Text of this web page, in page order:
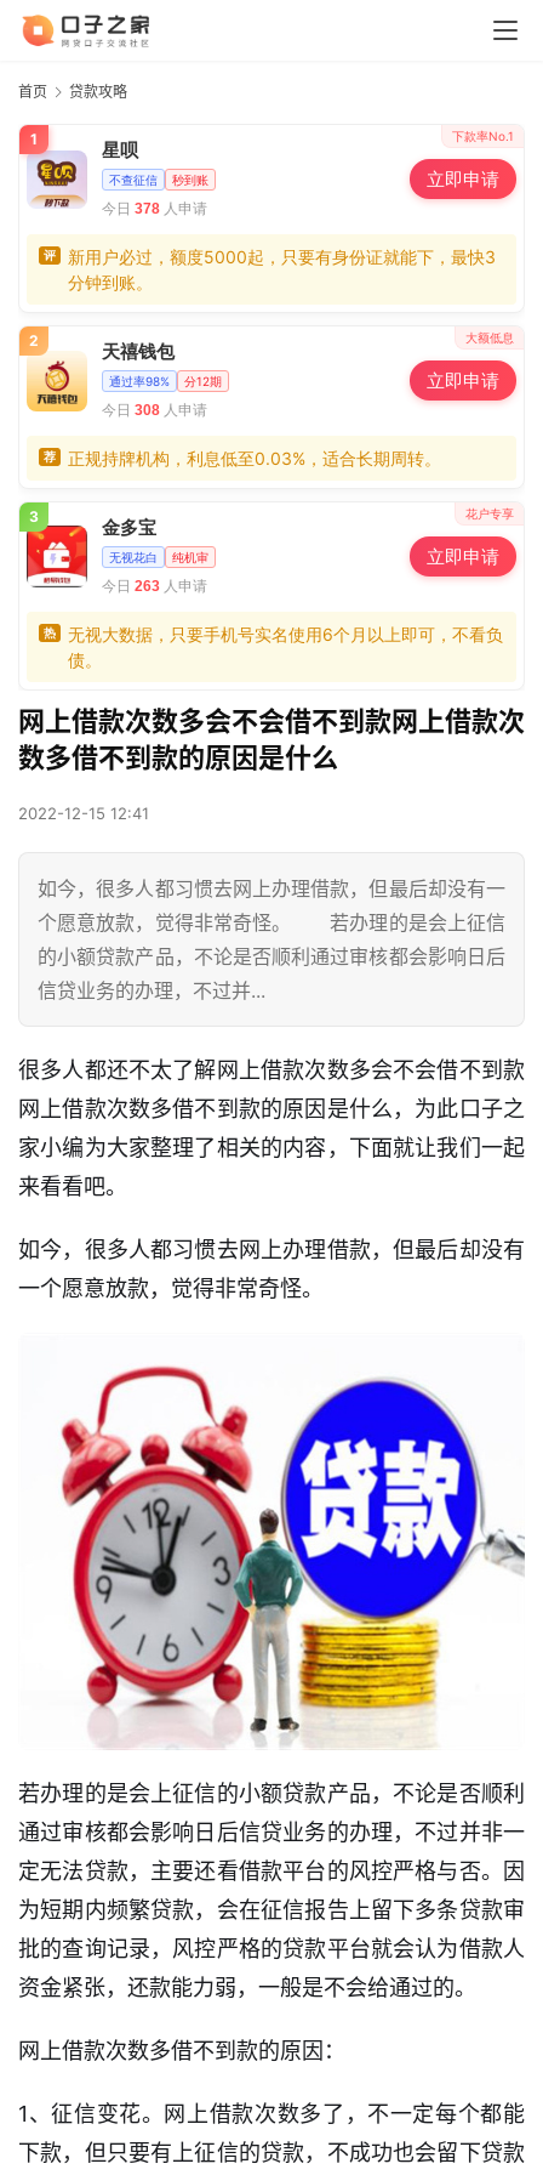
首页 贷款攻略
1 下款率No.1
星呗
不查征信 秒到账
今日 378 人申请
立即申请
评
新用户必过，额度5000起，只要有身份证就能下，最快3
分钟到账。
2 大额低息
天禧钱包
通过率98% 分12期
今日 308 人申请
立即申请
荐 正规持牌机构，利息低至0.03%，适合长期周转。
3 花户专享
金多宝
无视花白 纯机审
今日 263 人申请
立即申请
热
无视大数据，只要手机号实名使用6个月以上即可，不看负
债。
网上借款次数多会不会借不到款网上借款次
数多借不到款的原因是什么
2022-12-15 12:41
如今，很多人都习惯去网上办理借款，但最后却没有一
个愿意放款，觉得非常奇怪。 若办理的是会上征信
的小额贷款产品，不论是否顺利通过审核都会影响日后
信贷业务的办理，不过并...
很多人都还不太了解网上借款次数多会不会借不到款
网上借款次数多借不到款的原因是什么，为此口子之
家小编为大家整理了相关的内容，下面就让我们一起
来看看吧。
如今，很多人都习惯去网上办理借款，但最后却没有
一个愿意放款，觉得非常奇怪。
若办理的是会上征信的小额贷款产品，不论是否顺利
通过审核都会影响日后信贷业务的办理，不过并非一
定无法贷款，主要还看借款平台的风控严格与否。因
为短期内频繁贷款，会在征信报告上留下多条贷款审
批的查询记录，风控严格的贷款平台就会认为借款人
资金紧张，还款能力弱，一般是不会给通过的。
网上借款次数多借不到款的原因：
1、征信变花。网上借款次数多了，不一定每个都能
下款，但只要有上征信的贷款，不成功也会留下贷款